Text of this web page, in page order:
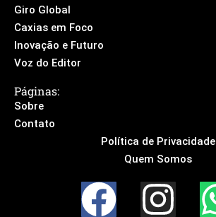
Giro Global
Caxias em Foco
Inovação e Futuro
Voz do Editor
Páginas:
Sobre
Contato
Política de Privacidade
Quem Somos